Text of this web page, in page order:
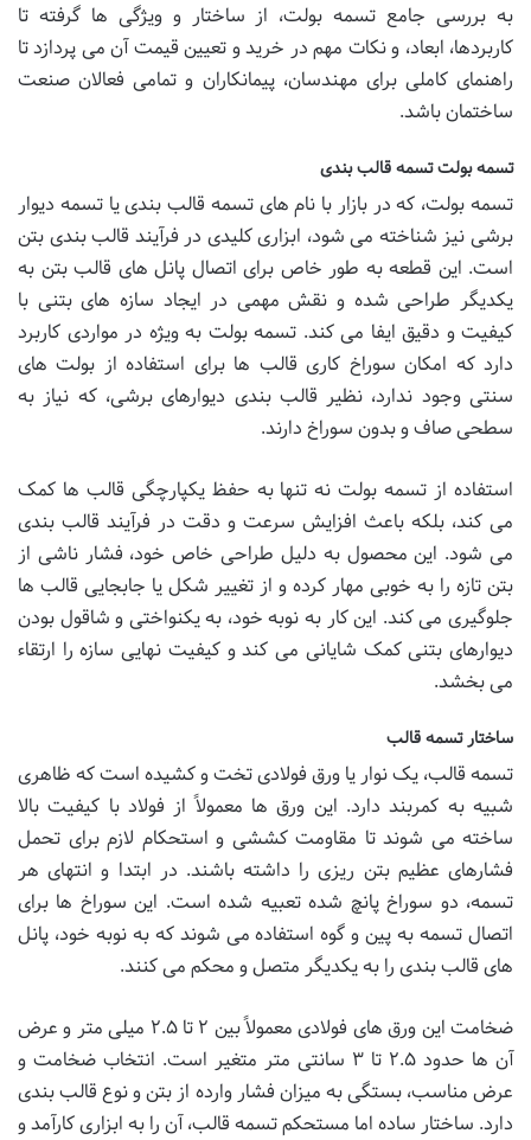
به بررسی جامع تسمه بولت، از ساختار و ویژگی ها گرفته تا
کاربردها، ابعاد، و نکات مهم در خرید و تعیین قیمت آن می پردازد تا
راهنمای کاملی برای مهندسان، پیمانکاران و تمامی فعالان صنعت
ساختمان باشد.
تسمه بولت تسمه قالب بندی
تسمه بولت، که در بازار با نام های تسمه قالب بندی یا تسمه دیوار
برشی نیز شناخته می شود، ابزاری کلیدی در فرآیند قالب بندی بتن
است. این قطعه به طور خاص برای اتصال پانل های قالب بتن به
یکدیگر طراحی شده و نقش مهمی در ایجاد سازه های بتنی با
کیفیت و دقیق ایفا می کند. تسمه بولت به ویژه در مواردی کاربرد
دارد که امکان سوراخ کاری قالب ها برای استفاده از بولت های
سنتی وجود ندارد، نظیر قالب بندی دیوارهای برشی، که نیاز به
سطحی صاف و بدون سوراخ دارند.
استفاده از تسمه بولت نه تنها به حفظ یکپارچگی قالب ها کمک
می کند، بلکه باعث افزایش سرعت و دقت در فرآیند قالب بندی
می شود. این محصول به دلیل طراحی خاص خود، فشار ناشی از
بتن تازه را به خوبی مهار کرده و از تغییر شکل یا جابجایی قالب ها
جلوگیری می کند. این کار به نوبه خود، به یکنواختی و شاقول بودن
دیوارهای بتنی کمک شایانی می کند و کیفیت نهایی سازه را ارتقاء
می بخشد.
ساختار تسمه قالب
تسمه قالب، یک نوار یا ورق فولادی تخت و کشیده است که ظاهری
شبیه به کمربند دارد. این ورق ها معمولاً از فولاد با کیفیت بالا
ساخته می شوند تا مقاومت کششی و استحکام لازم برای تحمل
فشارهای عظیم بتن ریزی را داشته باشند. در ابتدا و انتهای هر
تسمه، دو سوراخ پانچ شده تعبیه شده است. این سوراخ ها برای
اتصال تسمه به پین و گوه استفاده می شوند که به نوبه خود، پانل
های قالب بندی را به یکدیگر متصل و محکم می کنند.
ضخامت این ورق های فولادی معمولاً بین ۲ تا ۲.۵ میلی متر و عرض
آن ها حدود ۲.۵ تا ۳ سانتی متر متغیر است. انتخاب ضخامت و
عرض مناسب، بستگی به میزان فشار وارده از بتن و نوع قالب بندی
دارد. ساختار ساده اما مستحکم تسمه قالب، آن را به ابزاری کارآمد و